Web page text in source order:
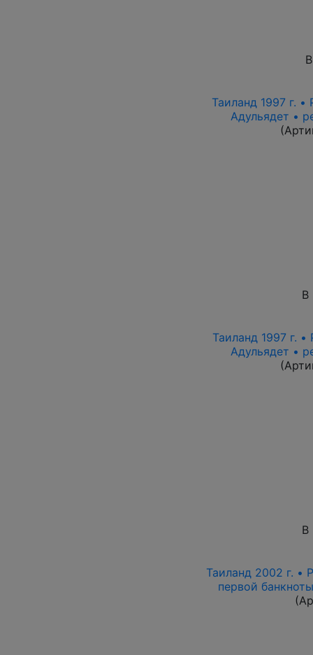
Таиланд 1997 г.
Адульядет •
В
Таиланд 1997 г.
Адульядет •
В
Таиланд 2002 г. •
первой